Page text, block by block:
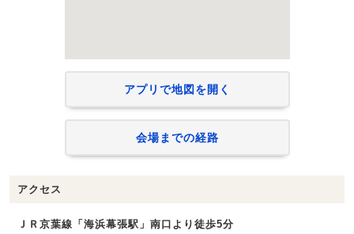
アプリで地図を開く
会場までの経路
アクセス
ＪＲ京葉線「海浜幕張駅」南口より徒歩5分